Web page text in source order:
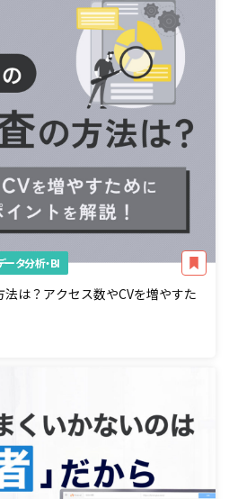
ータ分析・BI
は？アクセス数やCVを増やすた